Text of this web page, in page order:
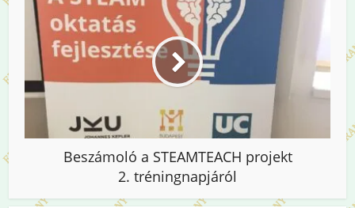
Beszámoló a STEAMTEACH projekt
2. tréningnapjáról